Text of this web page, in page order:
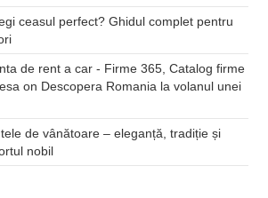
ceasul perfect? Ghidul complet pentru
de rent a car - Firme 365, Catalog firme
on Descopera Romania la volanul unei
de vânătoare – eleganță, tradiție și
nobil